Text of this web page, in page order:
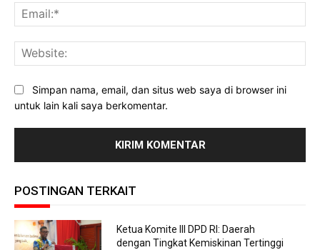
Simpan nama, email, dan situs web saya di browser ini
untuk lain kali saya berkomentar.
POSTINGAN TERKAIT
Ketua Komite III DPD RI: Daerah
dengan Tingkat Kemiskinan Tertinggi